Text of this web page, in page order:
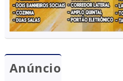
Anúncio